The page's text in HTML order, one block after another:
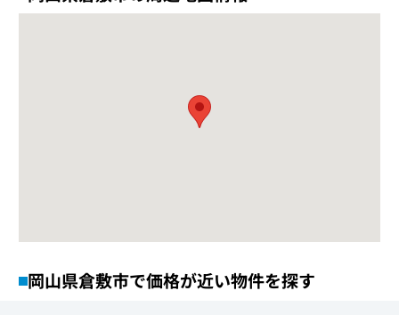
岡山県倉敷市で価格が近い物件を探す